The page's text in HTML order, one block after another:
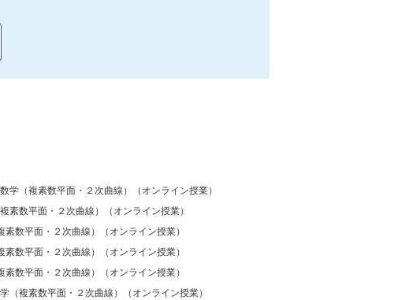
学（複素数平面・２次曲線）（オンライン授業）
素数平面・２次曲線）（オンライン授業）
素数平面・２次曲線）（オンライン授業）
素数平面・２次曲線）（オンライン授業）
素数平面・２次曲線）（オンライン授業）
（複素数平面・２次曲線）（オンライン授業）